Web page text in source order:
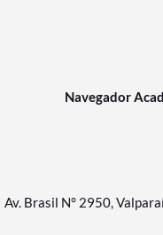
Navegador
Av. Brasil N° 2950,